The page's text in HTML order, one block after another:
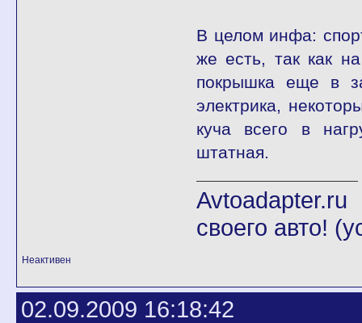
В целом инфа:
же есть, так как
покрышка еще в
электрика,
куча всего в
штатная.
своего авто!
Неактивен
02.09.2009 16:18:42